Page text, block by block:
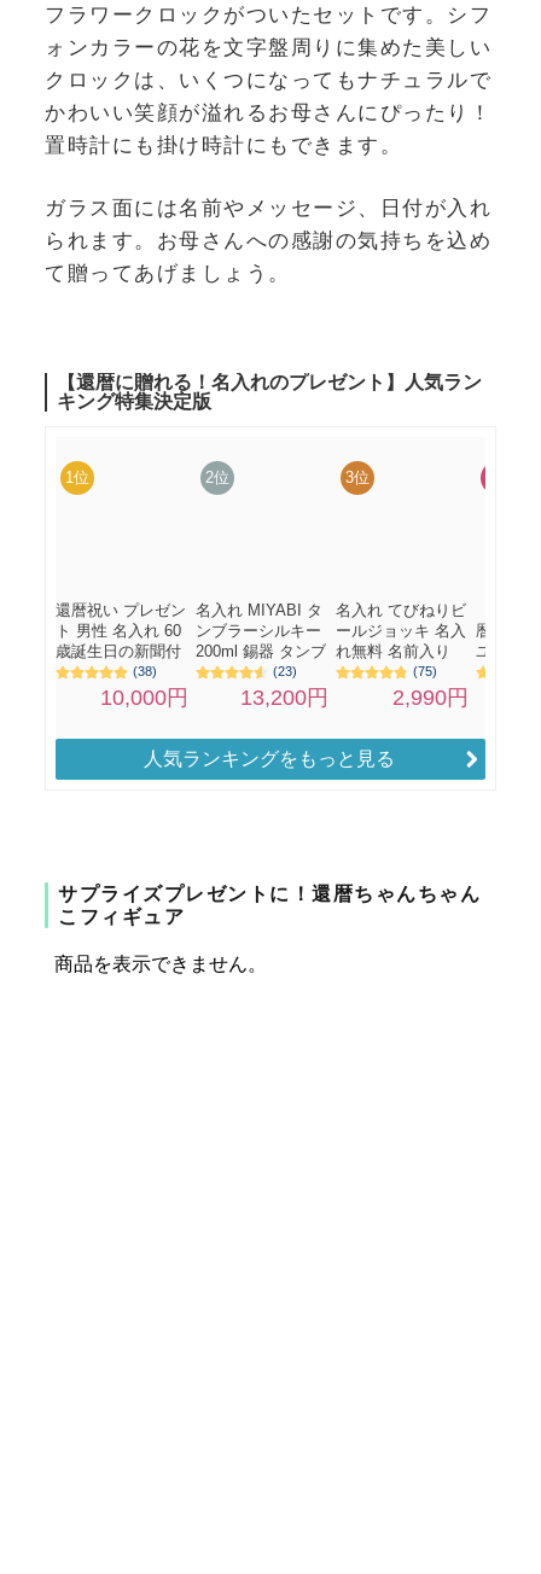
フラワークロックがついたセットです。シフ
ォンカラーの花を文字盤周りに集めた美しい
クロックは、いくつになってもナチュラルで
かわいい笑顔が溢れるお母さんにぴったり！
置時計にも掛け時計にもできます。
ガラス面には名前やメッセージ、日付が入れ
られます。お母さんへの感謝の気持ちを込め
て贈ってあげましょう。
人気ランキングをもっと見る
サプライズプレゼントに！還暦ちゃんちゃん
こフィギュア